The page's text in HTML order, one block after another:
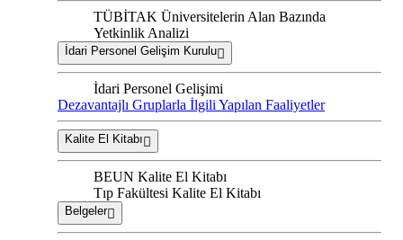
TÜBİTAK Üniversitelerin Alan Bazında
Yetkinlik Analizi
İdari Personel Gelişim Kurulu
İdari Personel Gelişimi
Dezavantajlı Gruplarla İlgili Yapılan Faaliyetler
Kalite El Kitabı
BEUN Kalite El Kitabı
Tıp Fakültesi Kalite El Kitabı
Belgeler